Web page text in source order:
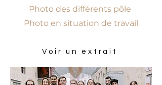
Photo des différents pôle
Photo en situation de travail
Voir un extrait